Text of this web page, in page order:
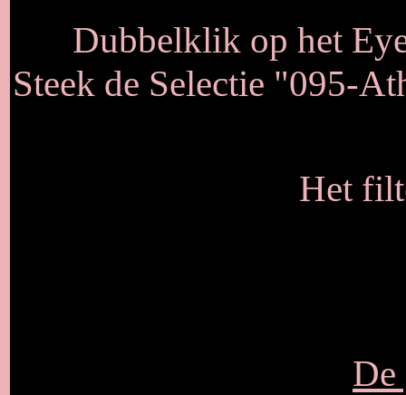
Dubbelklik op het
Steek de Selectie "095-
Het
De